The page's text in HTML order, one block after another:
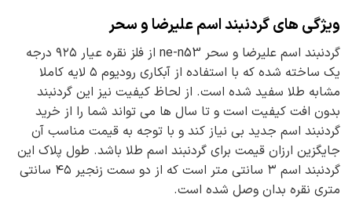
ویژگی های گردنبند اسم علیرضا و سحر
گردنبند اسم علیرضا و سحر ne-n53 از فلز نقره عیار ۹۲۵ درجه
یک ساخته شده که با استفاده از آبکاری رودیوم ۵ لایه کاملا
مشابه طلا سفید شده است. از لحاظ کیفیت نیز این گردنبند
بدون افت کیفیت است و تا سال ها می تواند شما را از خرید
گردنبند اسم جدید بی نیاز کند و با توجه به قیمت مناسب آن
جایگزین ارزان قیمت برای گردنبند اسم طلا باشد. طول پلاک این
گردنبند اسم ۳ سانتی متر است که از دو سمت زنجیر ۴۵ سانتی
متری نقره بدان وصل شده است.